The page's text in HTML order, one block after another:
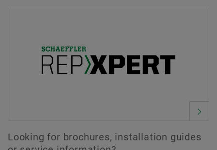
Looking for brochures, installation guides